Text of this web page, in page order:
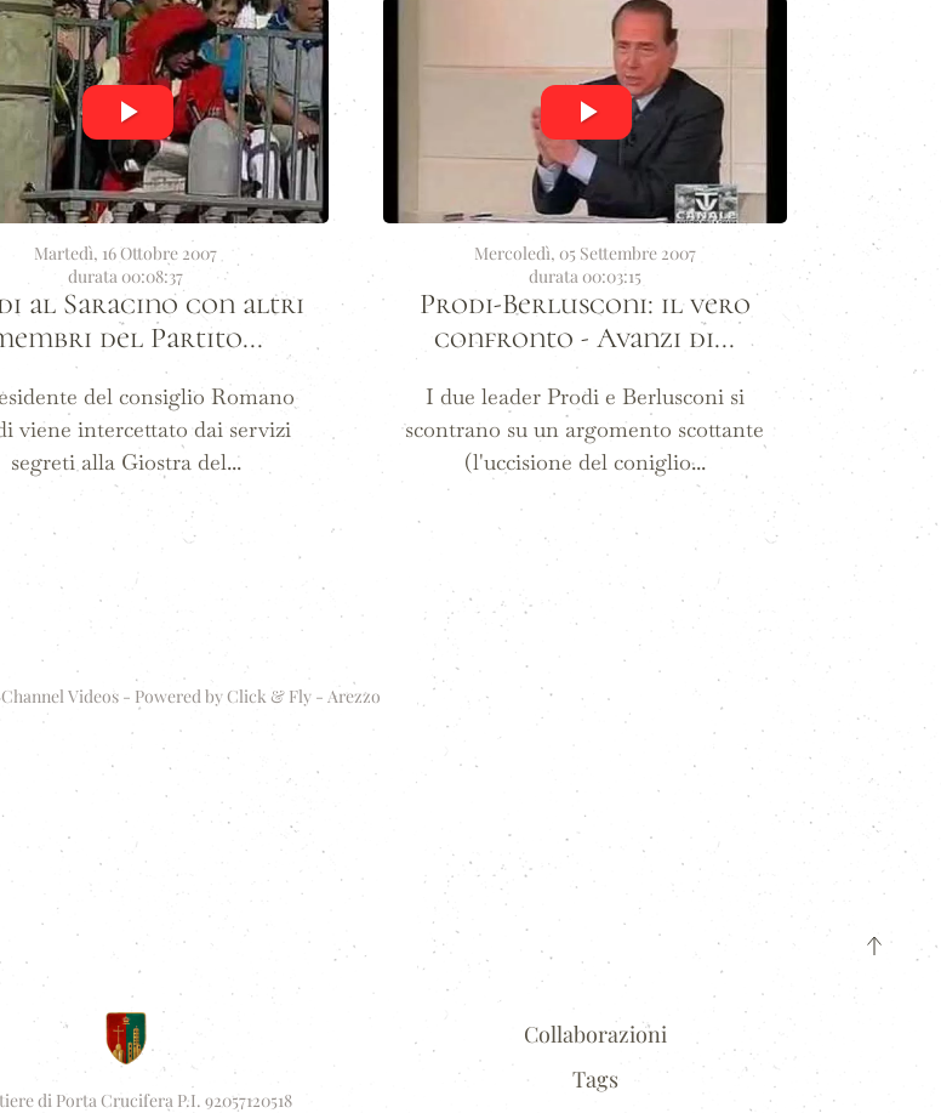
Martedì, 16 Ottobre 2007
durata 00:08:37
al Saracino con altri
del Partito...
del consiglio Romano
viene intercettato dai servizi
segreti alla Giostra del...
Mercoledì, 05 Settembre 2007
durata 00:03:15
Prodi-Berlusconi: il vero
confronto - Avanzi di...
I due leader Prodi e Berlusconi si
scontrano su un argomento scottante
(l'uccisione del coniglio...
Videos - Powered byClick & Fly - Arezzo
di Porta Crucifera P.I. 92057120518
Collaborazioni
Tags